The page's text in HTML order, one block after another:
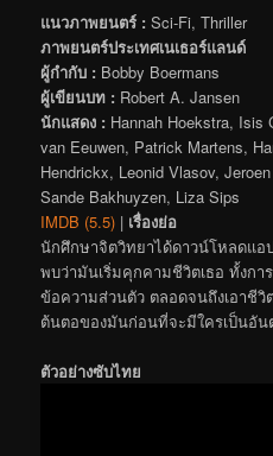
แนวภาพยนตร์ : Sci-Fi, Thriller
ภาพยนตร์ประเทศเนเธอร์แลนด์
ผู้กำกับ : Bobby Boermans
ผู้เขียนบท : Robert A. Jansen
นักแสดง : Hannah Hoekstra, Isis
van Eeuwen, Patrick Martens,
Hendrickx, Leonid Vlasov,
Sande Bakhuyzen, Liza Sips
IMDB (5.5) | เรื่องย่อ
นักศึกษาจิตวิทยาได้ดาวน์โหลดแอ
พบว่ามันเริ่มคุกคามชีวิตเธอ ทั้งกา
ข้อความส่วนตัว ตลอดจนถึงเอาชีวิ
ต้นตอของมันก่อนที่จะมีใครเป็นอัน
ตัวอย่างซับไทย